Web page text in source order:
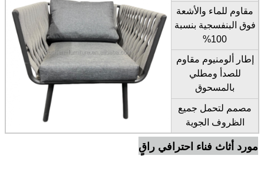
مقاوم للماء والأشعة
فوق البنفسجية بنسبة
100%
إطار ألومنيوم مقاوم
للصدأ ومطلي
بالمسحوق
مصمم لتحمل جميع
الظروف الجوية
مورد أثاث فناء احترافي راقٍ